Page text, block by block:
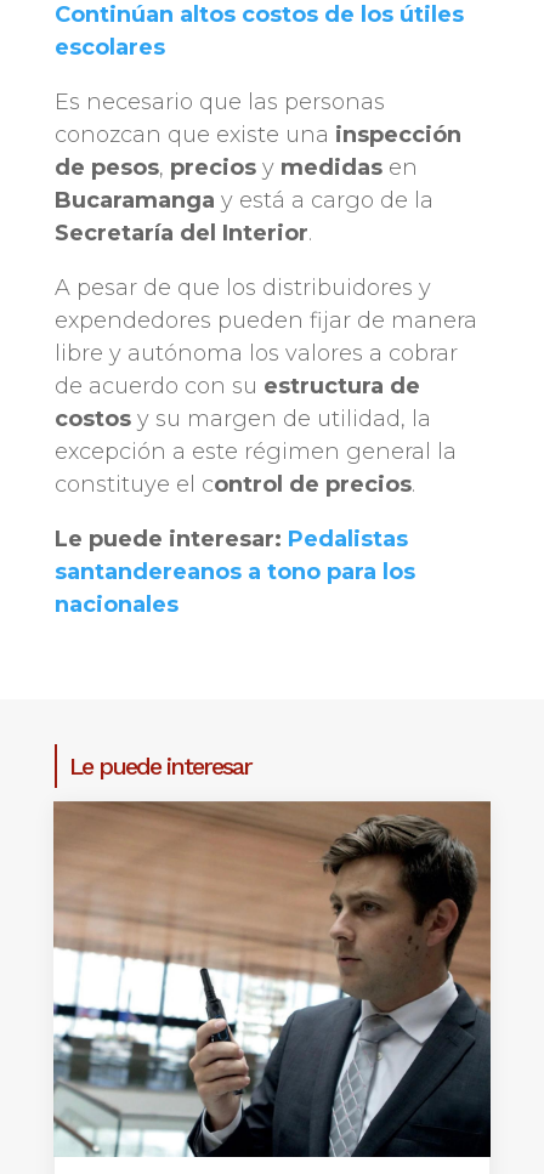
Continúan altos costos de los útiles
escolares
Es necesario que las personas
conozcan que existe una inspección
de pesos, preciosymedidasen
Bucaramanga y está a cargo de la
Secretaría del Interior.
A pesar de que los distribuidores y
expendedores pueden fijar de manera
libre y autónoma los valores a cobrar
de acuerdo con su estructura de
costosy su margen de utilidad, la
excepción a este régimen general la
constituye el control de precios.
Le puede interesar: Pedalistas
santandereanos a tono para los
nacionales
Le puede interesar